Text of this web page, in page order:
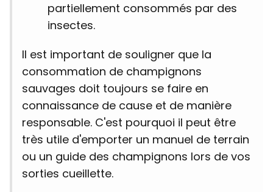
partiellement consommés par des
insectes.
Il est important de souligner que la
consommation de champignons
sauvages doit toujours se faire en
connaissance de cause et de manière
responsable. C'est pourquoi il peut être
très utile d'emporter un manuel de terrain
ou un guide des champignons lors de vos
sorties cueillette.